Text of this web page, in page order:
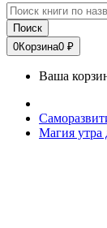
Поиск
0Корзина0 ₽
Ваша
Магия утра